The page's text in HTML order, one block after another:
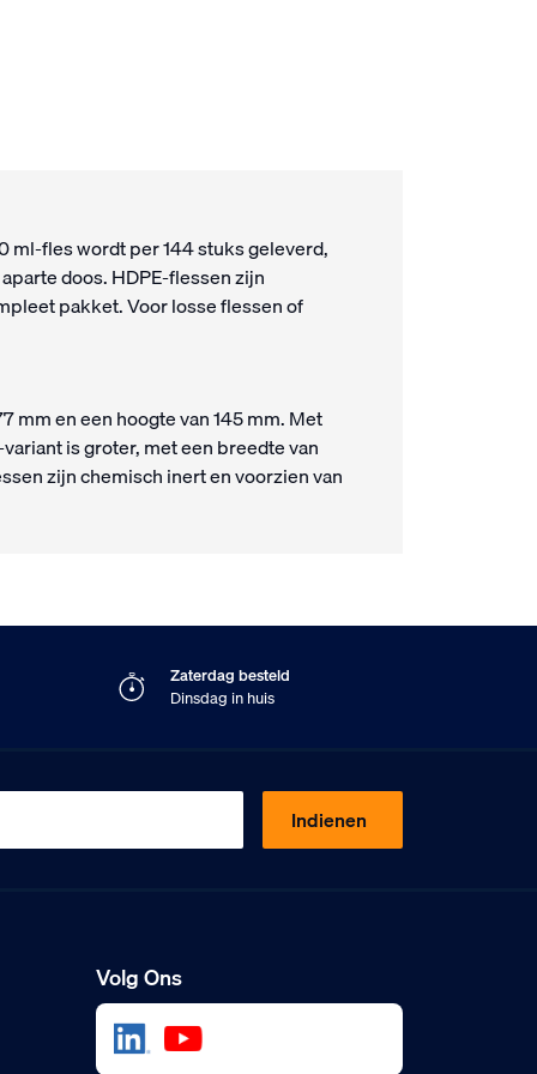
ml-fles wordt per 144 stuks geleverd,
doos. HDPE-flessen zijn
pakket. Voor losse flessen of
mm en een hoogte van 145 mm. Met
is groter, met een breedte van
zijn chemisch inert en voorzien van
Zaterdag besteld
Dinsdag in huis
Indienen
Volg Ons